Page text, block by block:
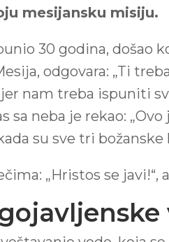
mesijansku misiju.
30 godina, došao
odgovara: „Ti
nam treba ispuniti
sa neba je rekao:
su sve tri
„Hristos se javi!“,